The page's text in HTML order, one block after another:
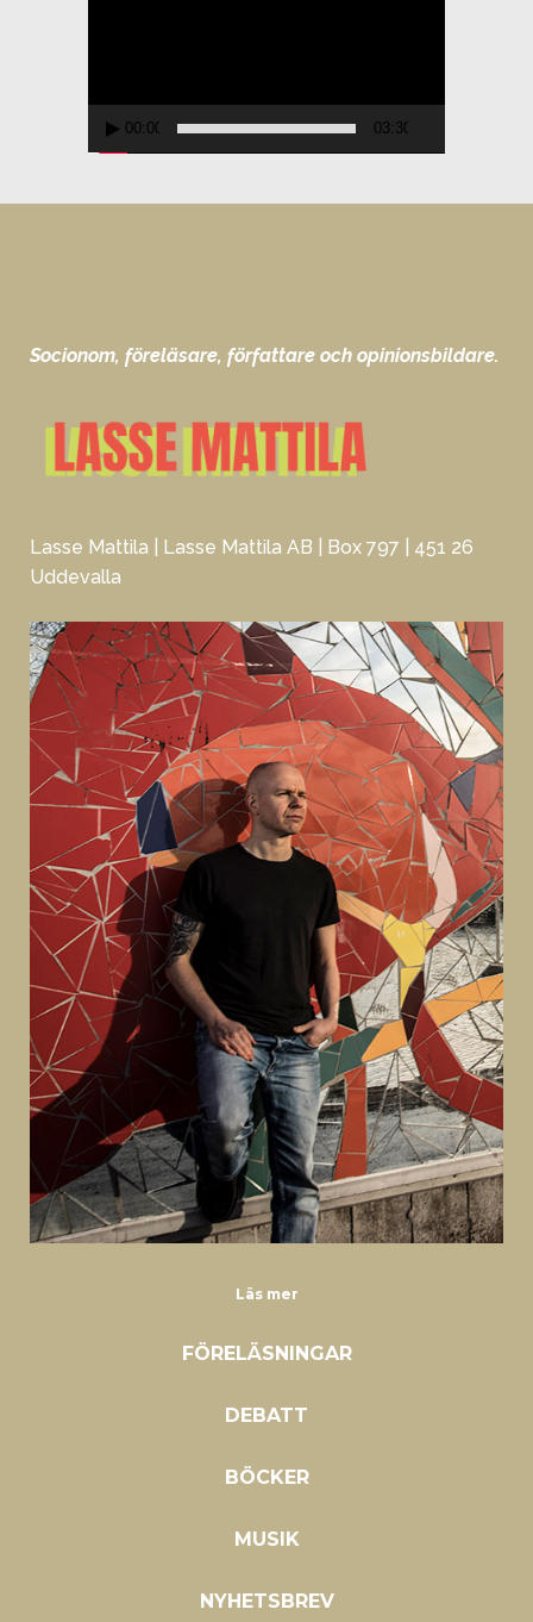
00:00 03:30
Socionom, föreläsare, författare och opinionsbildare.
Lasse Mattila | Lasse Mattila AB | Box 797 | 451 26
Uddevalla
Läs mer
FÖRELÄSNINGAR
DEBATT
BÖCKER
MUSIK
NYHETSBREV